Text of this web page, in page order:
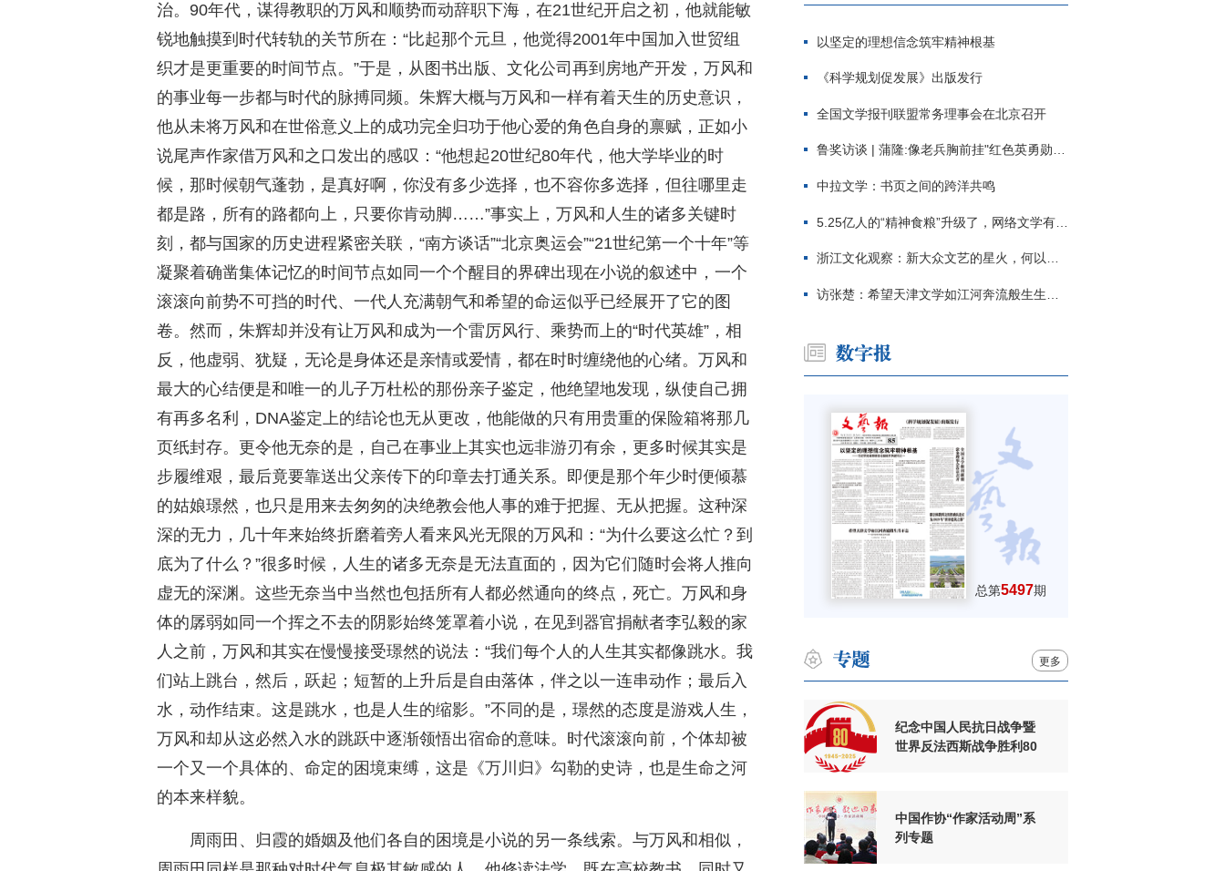
治。90年代，谋得教职的万风和顺势而动辞职下海，在21世纪开启之初，他就能敏
锐地触摸到时代转轨的关节所在：“比起那个元旦，他觉得2001年中国加入世贸组
织才是更重要的时间节点。”于是，从图书出版、文化公司再到房地产开发，万风和
的事业每一步都与时代的脉搏同频。朱辉大概与万风和一样有着天生的历史意识，
他从未将万风和在世俗意义上的成功完全归功于他心爱的角色自身的禀赋，正如小
说尾声作家借万风和之口发出的感叹：“他想起20世纪80年代，他大学毕业的时
候，那时候朝气蓬勃，是真好啊，你没有多少选择，也不容你多选择，但往哪里走
都是路，所有的路都向上，只要你肯动脚……”事实上，万风和人生的诸多关键时
刻，都与国家的历史进程紧密关联，“南方谈话”“北京奥运会”“21世纪第一个十年”等
凝聚着确凿集体记忆的时间节点如同一个个醒目的界碑出现在小说的叙述中，一个
滚滚向前势不可挡的时代、一代人充满朝气和希望的命运似乎已经展开了它的图
卷。然而，朱辉却并没有让万风和成为一个雷厉风行、乘势而上的“时代英雄”，相
反，他虚弱、犹疑，无论是身体还是亲情或爱情，都在时时缠绕他的心绪。万风和
最大的心结便是和唯一的儿子万杜松的那份亲子鉴定，他绝望地发现，纵使自己拥
有再多名利，DNA鉴定上的结论也无从更改，他能做的只有用贵重的保险箱将那几
页纸封存。更令他无奈的是，自己在事业上其实也远非游刃有余，更多时候其实是
步履维艰，最后竟要靠送出父亲传下的印章去打通关系。即便是那个年少时便倾慕
的姑娘璟然，也只是用来去匆匆的决绝教会他人事的难于把握、无从把握。这种深
深的无力，几十年来始终折磨着旁人看来风光无限的万风和：“为什么要这么忙？到
底为了什么？”很多时候，人生的诸多无奈是无法直面的，因为它们随时会将人推向
虚无的深渊。这些无奈当中当然也包括所有人都必然通向的终点，死亡。万风和身
体的孱弱如同一个挥之不去的阴影始终笼罩着小说，在见到器官捐献者李弘毅的家
人之前，万风和其实在慢慢接受璟然的说法：“我们每个人的人生其实都像跳水。我
们站上跳台，然后，跃起；短暂的上升后是自由落体，伴之以一连串动作；最后入
水，动作结束。这是跳水，也是人生的缩影。”不同的是，璟然的态度是游戏人生，
万风和却从这必然入水的跳跃中逐渐领悟出宿命的意味。时代滚滚向前，个体却被
一个又一个具体的、命定的困境束缚，这是《万川归》勾勒的史诗，也是生命之河
的本来样貌。
周雨田、归霞的婚姻及他们各自的困境是小说的另一条线索。与万风和相似，
以坚定的理想信念筑牢精神根基
《科学规划促发展》出版发行
全国文学报刊联盟常务理事会在北京召开
鲁奖访谈 | 蒲隆:像老兵胸前挂"红色英勇勋章"
中拉文学：书页之间的跨洋共鸣
5.25亿人的“精神食粮”升级了，网络文学有了哪些新变化？
浙江文化观察：新大众文艺的星火，何以燎原？
访张楚：希望天津文学如江河奔流般生生不息
总第5497期
更多
纪念中国人民抗日战争暨
世界反法西斯战争胜利80
中国作协“作家活动周”系
列专题